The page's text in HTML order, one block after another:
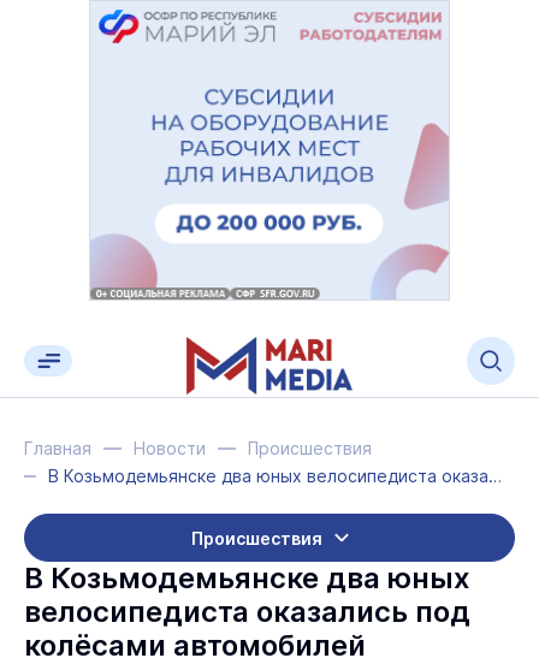
Главная Новости
Происшествия
В Козьмодемьянске два юных велосипедиста оказались под колёсами автомобилей
Происшествия
В Козьмодемьянске два юных
велосипедиста оказались под
колёсами автомобилей